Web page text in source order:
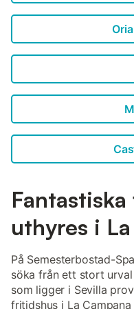
uthyres i
På Semesterbostad-
söka från ett stort urval
som ligger i Sevilla
fritidshus i La